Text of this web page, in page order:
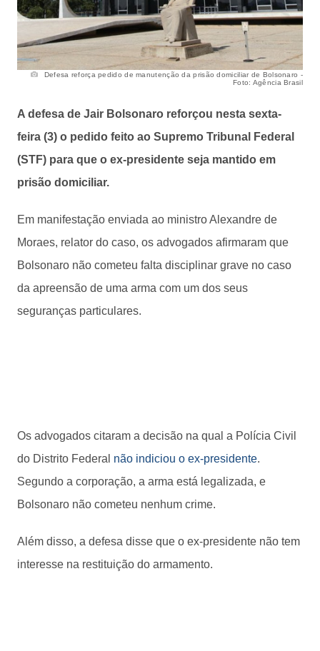
Defesa reforça pedido de manutenção da prisão domiciliar de Bolsonaro -
Foto: Agência Brasil
A defesa de Jair Bolsonaro reforçou nesta sexta-
feira (3) o pedido feito ao Supremo Tribunal Federal
(STF) para que o ex-presidente seja mantido em
prisão domiciliar.
Em manifestação enviada ao ministro Alexandre de
Moraes, relator do caso, os advogados afirmaram que
Bolsonaro não cometeu falta disciplinar grave no caso
da apreensão de uma arma com um dos seus
seguranças particulares.
Os advogados citaram a decisão na qual a Polícia Civil
do Distrito Federal não indiciou o ex-presidente.
Segundo a corporação, a arma está legalizada, e
Bolsonaro não cometeu nenhum crime.
Além disso, a defesa disse que o ex-presidente não tem
interesse na restituição do armamento.